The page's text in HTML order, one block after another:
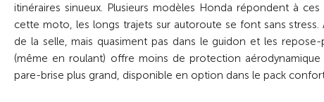
itinéraires sinueux. Plusieurs modèles Honda répondent à
cette moto, les longs trajets sur autoroute se font sans
de la selle, mais quasiment pas dans le guidon et les
(même en roulant) offre moins de protection
pare-brise plus grand, disponible en option dans le pack